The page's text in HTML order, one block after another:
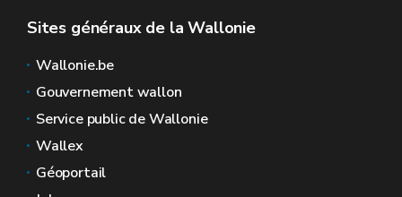
Sites généraux de la Wallonie
Wallonie.be
Gouvernement wallon
Service public de Wallonie
Wallex
Géoportail